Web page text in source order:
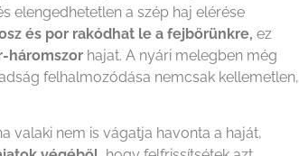
elengedhetetlen a szép haj elérése
és por rakódhat le a fejbőrünkre, ez
háromszor hajat. A nyári melegben még
felhalmozódása nemcsak kellemetlen,
valaki nem is vágatja havonta a haját,